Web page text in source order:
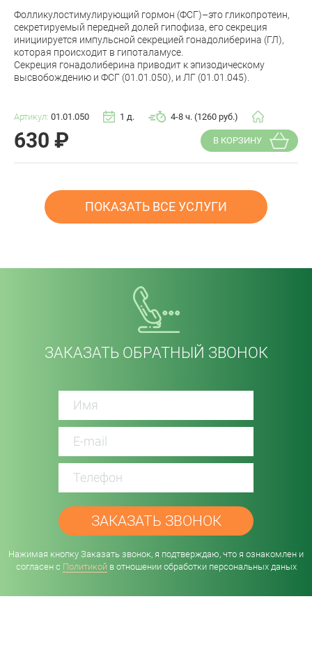
Фолликулостимулирующий гормон (ФСГ)–это гликопротеин,
секретируемый передней долей гипофиза, его секреция
инициируется импульсной секрецией гонадолиберина (ГЛ),
которая происходит в гипоталамусе.
Секреция гонадолиберина приводит к эпизодическому
высвобождению и ФСГ (01.01.050), и ЛГ (01.01.045).
Артикул: 01.01.050 1 д. 4-8 ч. (1260 руб.)
630 ₽ В КОРЗИНУ
ПОКАЗАТЬ ВСЕ УСЛУГИ
ЗАКАЗАТЬ ОБРАТНЫЙ ЗВОНОК
Нажимая кнопку Заказать звонок, я подтверждаю, что я ознакомлен и
согласен с Политикойв отношении обработки персональных даных